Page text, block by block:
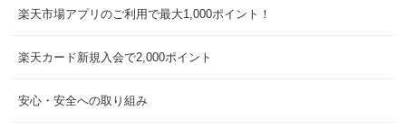
楽天市場アプリのご利用で最大1,000ポイント！
楽天カード新規入会で2,000ポイント
安心・安全への取り組み